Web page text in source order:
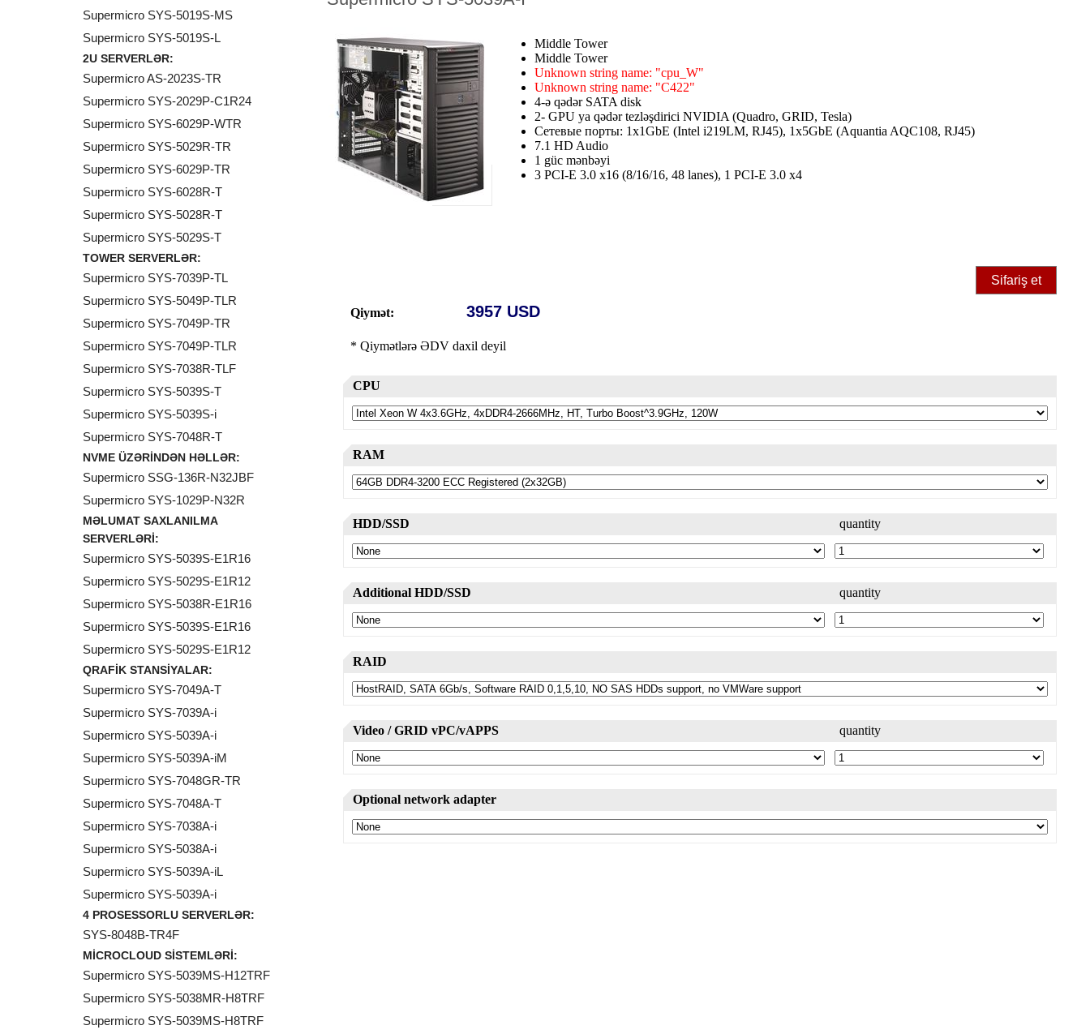
Supermicro SYS-5019S-MS
Supermicro SYS-5019S-L
2U SERVERLƏR:
Supermicro AS-2023S-TR
Supermicro SYS-2029P-C1R24
Supermicro SYS-6029P-WTR
Supermicro SYS-5029R-TR
Supermicro SYS-6029P-TR
Supermicro SYS-6028R-T
Supermicro SYS-5028R-T
Supermicro SYS-5029S-T
TOWER SERVERLƏR:
Supermicro SYS-7039P-TL
Supermicro SYS-5049P-TLR
Supermicro SYS-7049P-TR
Supermicro SYS-7049P-TLR
Supermicro SYS-7038R-TLF
Supermicro SYS-5039S-T
Supermicro SYS-5039S-i
Supermicro SYS-7048R-T
NVME ÜZƏRINDƏN HƏLLƏR:
Supermicro SSG-136R-N32JBF
Supermicro SYS-1029P-N32R
MƏLUMAT SAXLANILMA
SERVERLƏRI:
Supermicro SYS-5039S-E1R16
Supermicro SYS-5029S-E1R12
Supermicro SYS-5038R-E1R16
Supermicro SYS-5039S-E1R16
Supermicro SYS-5029S-E1R12
QRAFIK STANSIYALAR:
Supermicro SYS-7049A-T
Supermicro SYS-7039A-i
Supermicro SYS-5039A-i
Supermicro SYS-5039A-iM
Supermicro SYS-7048GR-TR
Supermicro SYS-7048A-T
Supermicro SYS-7038A-i
Supermicro SYS-5038A-i
Supermicro SYS-5039A-iL
Supermicro SYS-5039A-i
4 PROSESSORLU SERVERLƏR:
SYS-8048B-TR4F
MICROCLOUD SISTEMLƏRI:
Supermicro SYS-5039MS-H12TRF
Supermicro SYS-5038MR-H8TRF
Supermicro SYS-5039MS-H8TRF